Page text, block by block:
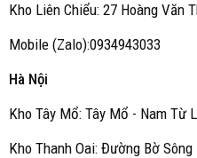
Kho Liên Chiểu: 27 Hoàng Văn
Mobile (Zalo):0934943033
Hà Nội
Kho Tây Mổ: Tây Mổ - Nam Từ
Kho Thanh Oai: Đường Bờ